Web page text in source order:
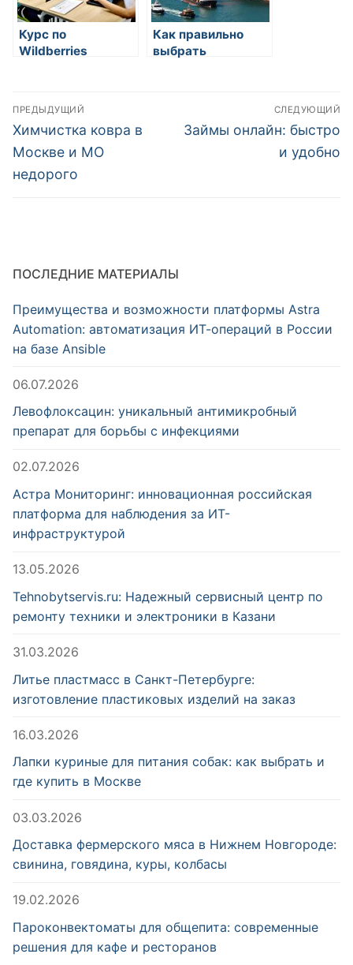
Курс по
Wildberries
преимущества
обучения
Как правильно
выбрать
Навигация
по
записям
ПРЕДЫДУЩИЙ
Предыдущая
запись:
Химчистка ковра в
Москве и МО
недорого
СЛЕДУЮЩИЙ
Следующая
Займы онлайн: быстро
и удобно
ПОСЛЕДНИЕ МАТЕРИАЛЫ
Преимущества и возможности платформы Astra
Automation: автоматизация ИТ-операций в России
на базе Ansible
06.07.2026
Левофлоксацин: уникальный антимикробный
препарат для борьбы с инфекциями
02.07.2026
Астра Мониторинг: инновационная российская
платформа для наблюдения за ИТ-
инфраструктурой
13.05.2026
Tehnobytservis.ru: Надежный сервисный центр по
ремонту техники и электроники в Казани
31.03.2026
Литье пластмасс в Санкт-Петербурге:
изготовление пластиковых изделий на заказ
16.03.2026
Лапки куриные для питания собак: как выбрать и
где купить в Москве
03.03.2026
Доставка фермерского мяса в Нижнем Новгороде:
свинина, говядина, куры, колбасы
19.02.2026
Пароконвектоматы для общепита: современные
решения для кафе и ресторанов